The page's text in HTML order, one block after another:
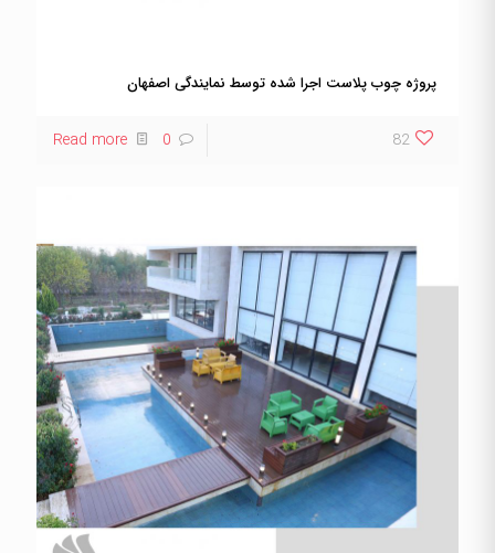
پروژه چوب پلاست اجرا شده توسط نمایندگی اصفهان
82
0
Read more